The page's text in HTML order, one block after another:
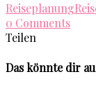
Reiseplanung
0 Comments
Teilen
Das könnte dir